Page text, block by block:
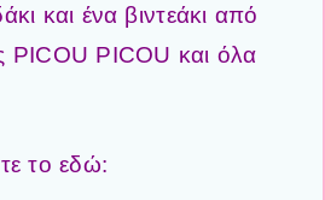
και ένα βιντεάκι από
PICOU PICOU και όλα
το εδώ: